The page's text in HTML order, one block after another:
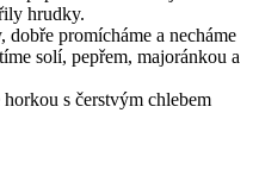
hrudky.
promícháme a necháme
solí, pepřem, majoránkou a
s čerstvým chlebem